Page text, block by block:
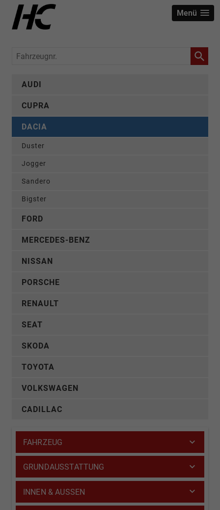
Menü
Fahrzeugnr.
AUDI
CUPRA
DACIA
Duster
Jogger
Sandero
Bigster
FORD
MERCEDES-BENZ
NISSAN
PORSCHE
RENAULT
SEAT
SKODA
TOYOTA
VOLKSWAGEN
CADILLAC
FAHRZEUG
GRUNDAUSSTATTUNG
INNEN & AUSSEN